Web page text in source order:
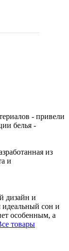
- привели
белья -
из
и
дизайн и
идеальный сон и
особенным, а
товары